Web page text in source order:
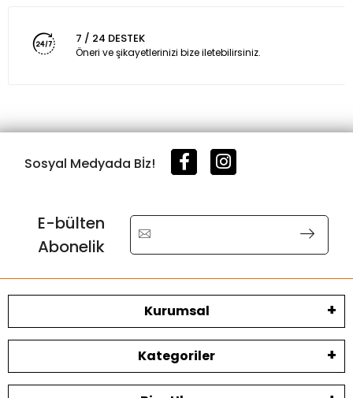
7 / 24 DESTEK
Öneri ve şikayetlerinizi bize iletebilirsiniz.
Sosyal Medyada Bİz!
E-bülten
Abonelik
Kurumsal
Kategoriler